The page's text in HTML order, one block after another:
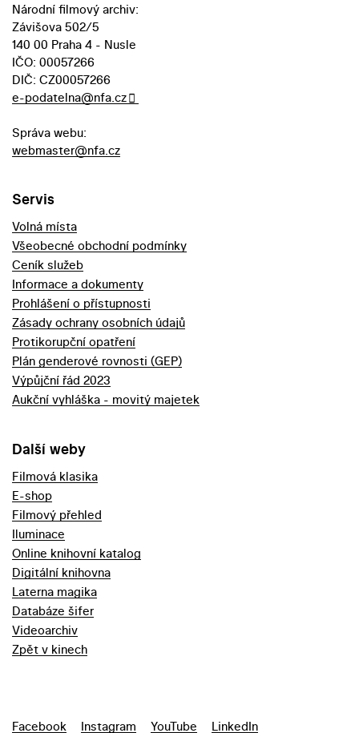
Národní filmový archiv:
Závišova 502/5
140 00 Praha 4 - Nusle
IČO: 00057266
DIČ: CZ00057266
e-podatelna@nfa.cz
Správa webu:
webmaster@nfa.cz
Servis
Volná místa
Všeobecné obchodní podmínky
Ceník služeb
Informace a dokumenty
Prohlášení o přístupnosti
Zásady ochrany osobních údajů
Protikorupční opatření
Plán genderové rovnosti (GEP)
Výpůjční řád 2023
Aukční vyhláška - movitý majetek
Další weby
Filmová klasika
E-shop
Filmový přehled
Iluminace
Online knihovní katalog
Digitální knihovna
Laterna magika
Databáze šifer
Videoarchiv
Zpět v kinech
Facebook Instagram YouTube LinkedIn